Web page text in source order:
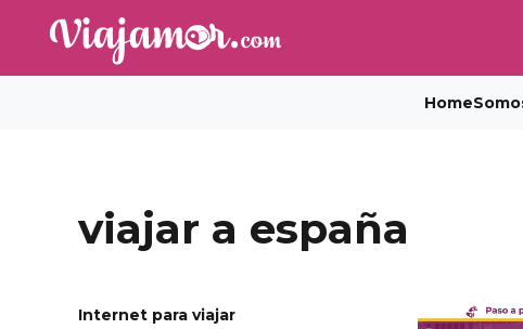
Home
viajar a españa
Internet para viajar